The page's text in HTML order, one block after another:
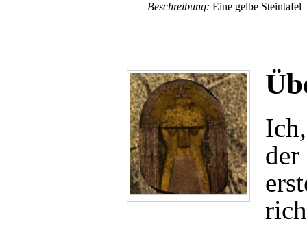
Beschreibung: Eine gelbe Steintafel
der